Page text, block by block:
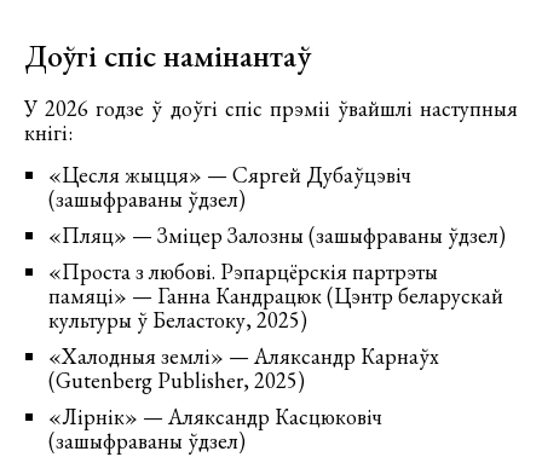
Доўгі спіс намінантаў
У 2026 годзе ў доўгі спіс прэміі ўвайшлі наступныя
кнігі:
«Цесля жыцця» — Сяргей Дубаўцэвіч
(зашыфраваны ўдзел)
«Пляц» — Зміцер Залозны (зашыфраваны ўдзел)
«Проста з любові. Рэпарцёрскія партрэты
памяці» — Ганна Кандрацюк (Цэнтр беларускай
культуры ў Беластоку, 2025)
«Халодныя землі» — Аляксандр Карнаўх
(Gutenberg Publisher, 2025)
«Лірнік» — Аляксандр Касцюковіч
(зашыфраваны ўдзел)